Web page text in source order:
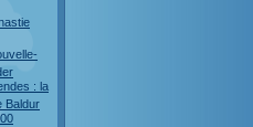
: la
Baldur